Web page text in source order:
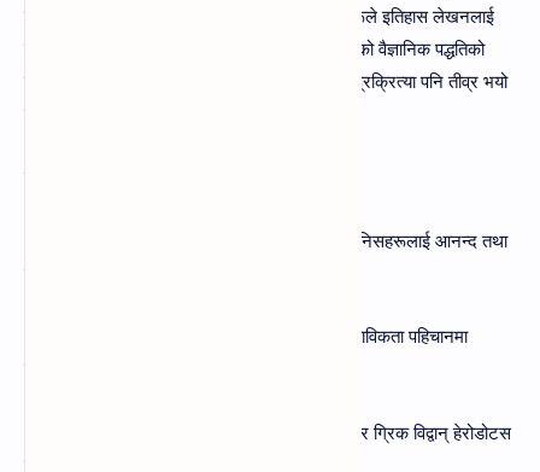
ल्यायो । यस युगमा आएको परिवर्तनले गर्दा फेरि विद्वान्हरूले इतिहास लेखनलाई
तथ्यपूर्ण बनाउन धाले । आधुनिक युगमा इतिहास लेखनको वैज्ञानिक पद्धतिको
विकास भयो । यस युगमा प्राचीन इतिहासको खोजीको प्रक्रित्या पनि तीव्र भयो
१.साहित्यकै एक अङ्गका रूपमा मानिएको इतिहासले मानिसहरूलाई आनन्द तथा
२. इतिहासलाई रोचक बनाउन कल्पनाको प्रयोगले वास्ताविकता पहिचानमा
३. इसापूर्व पाँचौँ शताब्दीका इतिहासका प्रथम सिद्धान्तकार ग्रिक विद्वान्‌ हेरोडोटस